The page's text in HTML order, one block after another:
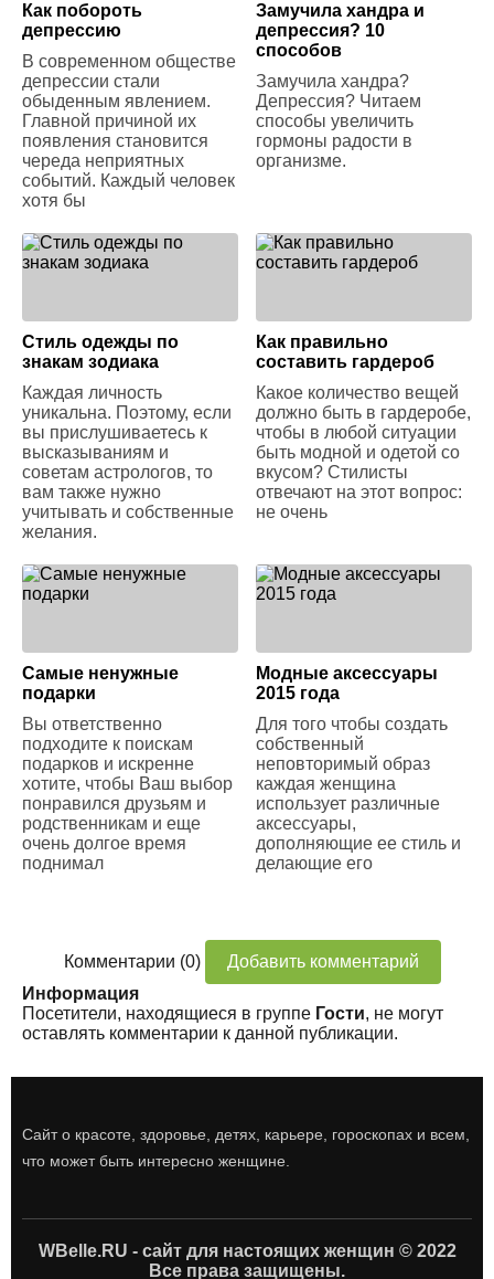
Как побороть
депрессию
В современном обществе
депрессии стали
обыденным явлением.
Главной причиной их
появления становится
череда неприятных
событий. Каждый человек
хотя бы
Замучила хандра и
депрессия? 10
способов
Замучила хандра?
Депрессия? Читаем
способы увеличить
гормоны радости в
организме.
Стиль одежды по
знакам зодиака
Каждая личность
уникальна. Поэтому, если
вы прислушиваетесь к
высказываниям и
советам астрологов, то
вам также нужно
учитывать и собственные
желания.
Как правильно
составить гардероб
Какое количество вещей
должно быть в гардеробе,
чтобы в любой ситуации
быть модной и одетой со
вкусом? Стилисты
отвечают на этот вопрос:
не очень
Самые ненужные
подарки
Вы ответственно
подходите к поискам
подарков и искренне
хотите, чтобы Ваш выбор
понравился друзьям и
родственникам и еще
очень долгое время
поднимал
Модные аксессуары
2015 года
Для того чтобы создать
собственный
неповторимый образ
каждая женщина
использует различные
аксессуары,
дополняющие ее стиль и
делающие его
Комментарии (0)
Добавить комментарий
Информация
Посетители, находящиеся в группе Гости, не могут
оставлять комментарии к данной публикации.
Сайт о красоте, здоровье, детях, карьере, гороскопах и всем,
что может быть интересно женщине.
WBelle.RU - сайт для настоящих женщин © 2022
Все права защищены.